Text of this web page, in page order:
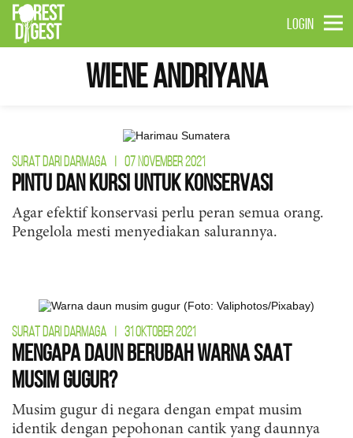
LOGIN
Wiene Andriyana
SURAT DARI DARMAGA 07 NOVEMBER 2021
Pintu dan Kursi untuk Konservasi
Agar efektif konservasi perlu peran semua orang.
Pengelola mesti menyediakan salurannya.
SURAT DARI DARMAGA 31 OKTOBER 2021
Mengapa Daun Berubah Warna Saat
Musim Gugur?
Musim gugur di negara dengan empat musim
identik dengan pepohonan cantik yang daunnya